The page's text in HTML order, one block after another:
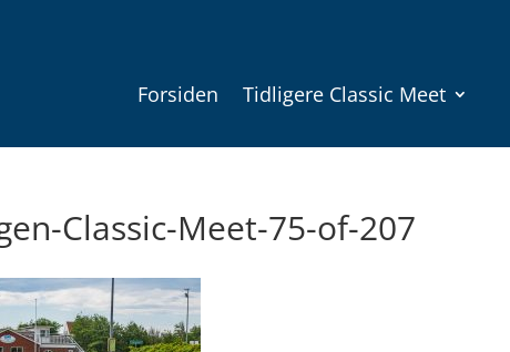
Forsiden Tidligere Classic Meet
Classic-Meet-75-of-207